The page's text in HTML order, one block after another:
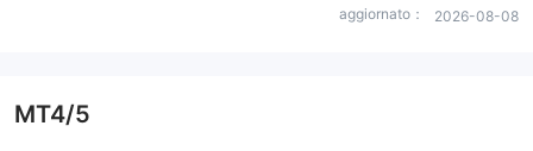
aggiornato： 2026-08-08
MT4/5